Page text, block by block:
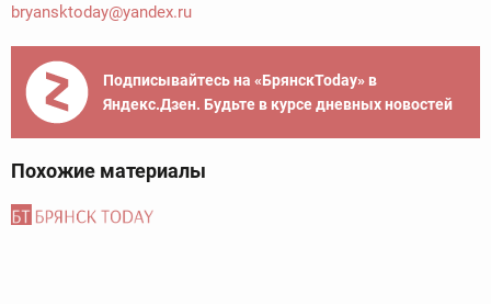
bryansktoday@yandex.ru
Подписывайтесь на «БрянскToday» в
Яндекс.Дзен. Будьте в курсе дневных новостей
Похожие материалы